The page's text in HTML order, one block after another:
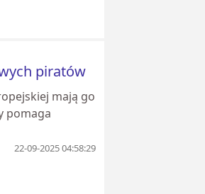
piratów
mają go
pomaga
22-09-2025 04:58:29